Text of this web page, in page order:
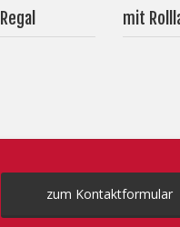
mit
Regal
zum Kontaktformular